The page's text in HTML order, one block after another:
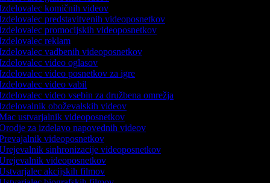
komičnih videov
predstavitvenih videoposnetkov
promocijskih videoposnetkov
reklam
vadbenih videoposnetkov
video oglasov
video posnetkov za igre
video vabil
video vsebin za družbena omrežja
oboževalskih videov
ustvarjalnik videoposnetkov
za izdelavo napovednih videov
videoposnetkov
sinhronizacije videoposnetkov
videoposnetkov
akcijskih filmov